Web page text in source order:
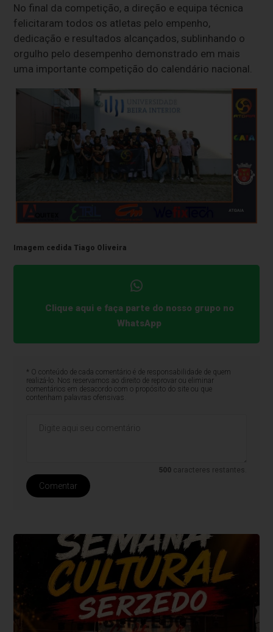
No final da competição, a direção e equipa técnica
felicitaram todos os atletas pelo empenho,
dedicação e resultados alcançados, sublinhando o
orgulho pelo desempenho demonstrado em mais
uma importante competição do calendário nacional.
Imagem cedida Tiago Oliveira
Clique aqui e faça parte do nosso grupo no
WhatsApp
* O conteúdo de cada comentário é de responsabilidade de quem
realizá-lo. Nos reservamos ao direito de reprovar ou eliminar
comentários em desacordo com o propósito do site ou que
contenham palavras ofensivas.
500 caracteres restantes.
Comentar